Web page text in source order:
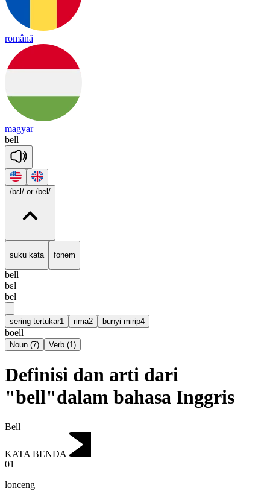
română
magyar
bell
/bɛl/ or /bel/
suku kata fonem
bell
bɛl
bel
sering tertukar1 rima2 bunyi mirip4
boell
Noun (7) Verb (1)
Definisi dan arti dari
"bell"dalam bahasa Inggris
Bell
KATA BENDA
01
lonceng